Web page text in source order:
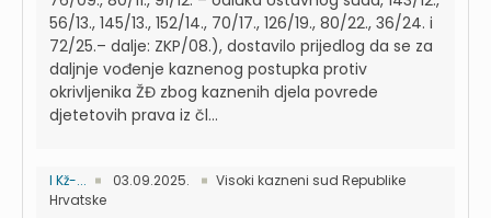
56/13., 145/13., 152/14., 70/17., 126/19., 80/22., 36/24. i
72/25.– dalje: ZKP/08.), dostavilo prijedlog da se za
daljnje vođenje kaznenog postupka protiv
okrivljenika ŽĐ zbog kaznenih djela povrede
djetetovih prava iz čl...
I Kž-... 03.09.2025.
Visoki kazneni sud Republike
Hrvatske